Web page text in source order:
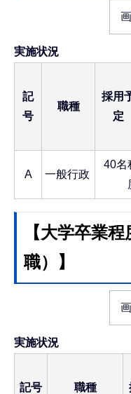
実施状況
記
号
職種
採用
定
A 一般行政
40名
【大学卒業
職）】
実施状況
記号 職種